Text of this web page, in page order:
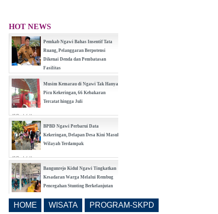
HOT NEWS
Pemkab Ngawi Bahas Insentif Tata
Ruang, Pelanggaran Berpotensi
Dikenai Denda dan Pembatasan
Fasilitas
(0 Reply(s))
Musim Kemarau di Ngawi Tak Hanya
Picu Kekeringan, 66 Kebakaran
Tercatat hingga Juli
(0 Reply(s))
BPBD Ngawi Perbarui Data
Kekeringan, Delapan Desa Kini Masuk
Wilayah Terdampak
(0 Reply(s))
Bangunrejo Kidul Ngawi Tingkatkan
Kesadaran Warga Melalui Rembug
Pencegahan Stunting Berkelanjutan
HOME WISATA PROGRAM-SKPD